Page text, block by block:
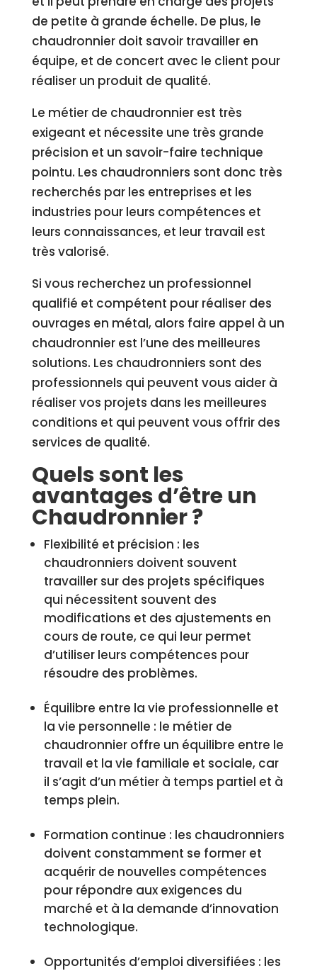
de petite à grande échelle. De plus, le
chaudronnier doit savoir travailler en
équipe, et de concert avec le client pour
réaliser un produit de qualité.
Le métier de chaudronnier est très
exigeant et nécessite une très grande
précision et un savoir-faire technique
pointu. Les chaudronniers sont donc très
recherchés par les entreprises et les
industries pour leurs compétences et
leurs connaissances, et leur travail est
très valorisé.
Si vous recherchez un professionnel
qualifié et compétent pour réaliser des
ouvrages en métal, alors faire appel à un
chaudronnier est l’une des meilleures
solutions. Les chaudronniers sont des
professionnels qui peuvent vous aider à
réaliser vos projets dans les meilleures
conditions et qui peuvent vous offrir des
services de qualité.
Quels sont les
avantages d’être un
Chaudronnier ?
Flexibilité et précision : les
chaudronniers doivent souvent
travailler sur des projets spécifiques
qui nécessitent souvent des
modifications et des ajustements en
cours de route, ce qui leur permet
d’utiliser leurs compétences pour
résoudre des problèmes.
Équilibre entre la vie professionnelle et
la vie personnelle : le métier de
chaudronnier offre un équilibre entre le
travail et la vie familiale et sociale, car
il s’agit d’un métier à temps partiel et à
temps plein.
Formation continue : les chaudronniers
doivent constamment se former et
acquérir de nouvelles compétences
pour répondre aux exigences du
marché et à la demande d’innovation
technologique.
Opportunités d’emploi diversifiées : les